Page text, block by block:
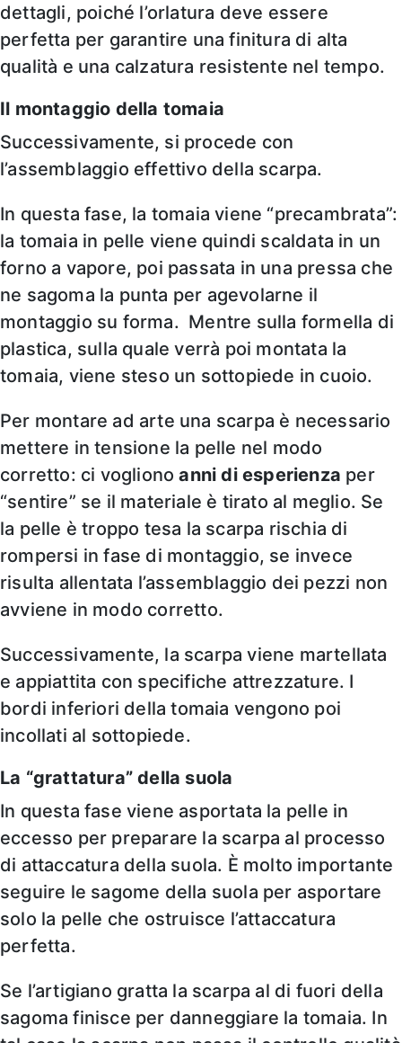
dettagli, poiché l’orlatura deve essere
perfetta per garantire una finitura di alta
qualità e una calzatura resistente nel tempo.
Il montaggio della tomaia
Successivamente, si procede con
l’assemblaggio effettivo della scarpa.
In questa fase, la tomaia viene “precambrata”:
la tomaia in pelle viene quindi scaldata in un
forno a vapore, poi passata in una pressa che
ne sagoma la punta per agevolarne il
montaggio su forma. Mentre sulla formella di
plastica, sulla quale verrà poi montata la
tomaia, viene steso un sottopiede in cuoio.
Per montare ad arte una scarpa è necessario
mettere in tensione la pelle nel modo
corretto: ci voglionoanni di esperienza per
“sentire” se il materiale è tirato al meglio. Se
la pelle è troppo tesa la scarpa rischia di
rompersi in fase di montaggio, se invece
risulta allentata l’assemblaggio dei pezzi non
avviene in modo corretto.
Successivamente, la scarpa viene martellata
e appiattita con specifiche attrezzature. I
bordi inferiori della tomaia vengono poi
incollati al sottopiede.
La “grattatura” della suola
In questa fase viene asportata la pelle in
eccesso per preparare la scarpa al processo
di attaccatura della suola. È molto importante
seguire le sagome della suola per asportare
solo la pelle che ostruisce l’attaccatura
perfetta.
Se l’artigiano gratta la scarpa al di fuori della
sagoma finisce per danneggiare la tomaia. In